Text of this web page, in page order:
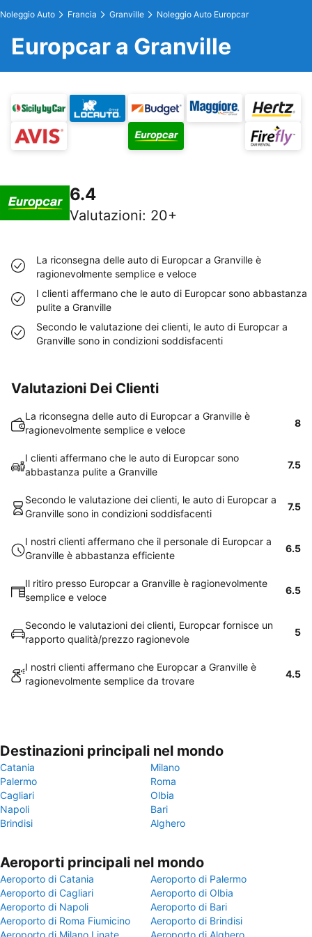
Noleggio Auto Francia Granville Noleggio Auto Europcar
Europcar a Granville
6.4
Valutazioni: 20+
La riconsegna delle auto di Europcar a Granville è
ragionevolmente semplice e veloce
I clienti affermano che le auto di Europcar sono abbastanza
pulite a Granville
Secondo le valutazione dei clienti, le auto di Europcar a
Granville sono in condizioni soddisfacenti
Valutazioni Dei Clienti
La riconsegna delle auto di Europcar a Granville è
ragionevolmente semplice e veloce
8
I clienti affermano che le auto di Europcar sono
abbastanza pulite a Granville
7.5
Secondo le valutazione dei clienti, le auto di Europcar a
Granville sono in condizioni soddisfacenti
7.5
I nostri clienti affermano che il personale di Europcar a
Granville è abbastanza efficiente
6.5
Il ritiro presso Europcar a Granville è ragionevolmente
semplice e veloce
6.5
Secondo le valutazioni dei clienti, Europcar fornisce un
rapporto qualità/prezzo ragionevole
5
I nostri clienti affermano che Europcar a Granville è
ragionevolmente semplice da trovare
4.5
Destinazioni principali nel mondo
Catania
Milano
Palermo
Roma
Cagliari
Olbia
Napoli
Bari
Brindisi
Alghero
Aeroporti principali nel mondo
Aeroporto di Catania
Aeroporto di Palermo
Aeroporto di Cagliari
Aeroporto di Olbia
Aeroporto di Napoli
Aeroporto di Bari
Aeroporto di Roma Fiumicino
Aeroporto di Brindisi
Aeroporto di Milano Linate
Aeroporto di Alghero